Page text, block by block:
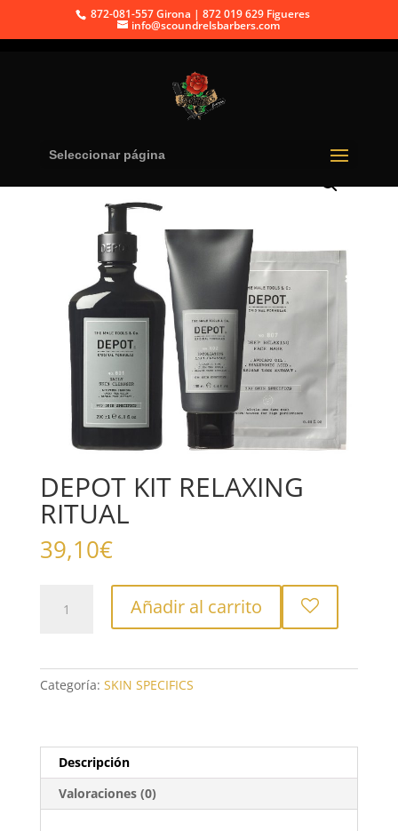
872-081-557 Girona | 872 019 629 Figueres
info@scoundrelsbarbers.com
Seleccionar página
DEPOT KIT RELAXING
RITUAL
39,10€
cantidad
Añadir al carrito
Categoría: SKIN SPECIFICS
Descripción
Valoraciones (0)